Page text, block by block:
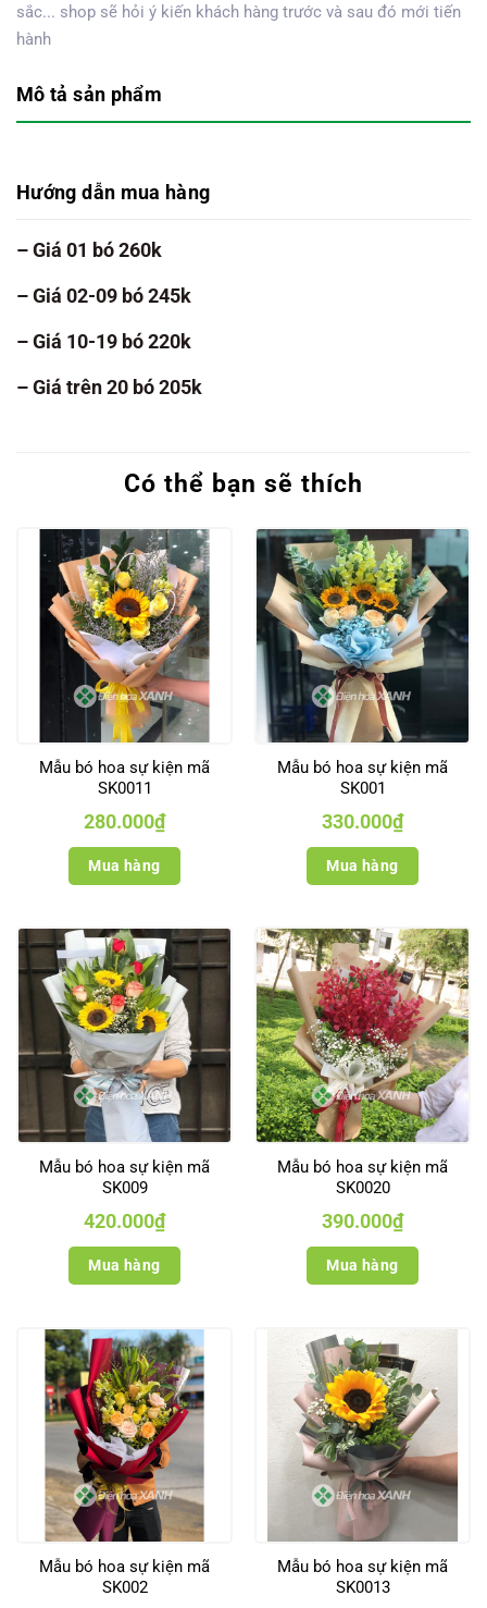
sắc... shop sẽ hỏi ý kiến khách hàng trước và sau đó mới tiến
hành
Mô tả sản phẩm
Hướng dẫn mua hàng
– Giá 01 bó 260k
– Giá 02-09 bó 245k
– Giá 10-19 bó 220k
– Giá trên 20 bó 205k
Có thể bạn sẽ thích
Mẫu bó hoa sự kiện mã
SK0011
280.000₫
Mua hàng
Mẫu bó hoa sự kiện mã
SK001
330.000₫
Mua hàng
Mẫu bó hoa sự kiện mã
SK009
420.000₫
Mua hàng
Mẫu bó hoa sự kiện mã
SK0020
390.000₫
Mua hàng
Mẫu bó hoa sự kiện mã
SK002
Mẫu bó hoa sự kiện mã
SK0013